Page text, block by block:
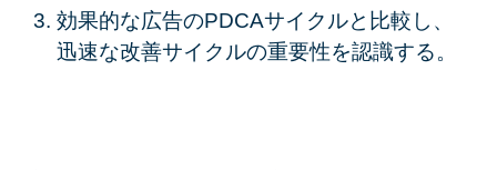
効果的な広告のPDCAサイクルと比較し、
迅速な改善サイクルの重要性を認識する。